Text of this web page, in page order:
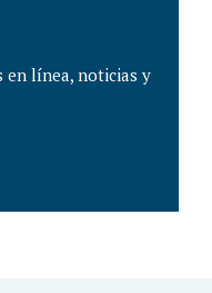
en línea, noticias y